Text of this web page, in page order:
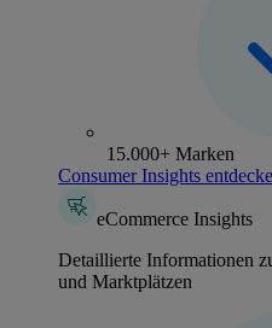
15.000+ Marken
Consumer Insights
eCommerce Insights
Detaillierte Informationen
und Marktplätzen